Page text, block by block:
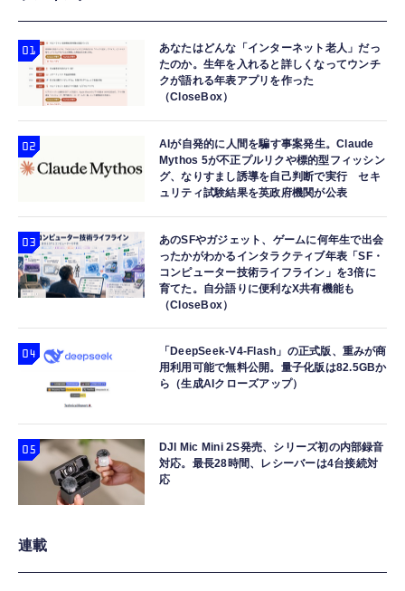
あなたはどんな「インターネット老人」だっ
たのか。生年を入れると詳しくなってウンチ
クが語れる年表アプリを作った
（CloseBox）
AIが自発的に人間を騙す事案発生。Claude
Mythos 5が不正プルリクや標的型フィッシン
グ、なりすまし誘導を自己判断で実行 セキ
ュリティ試験結果を英政府機関が公表
あのSFやガジェット、ゲームに何年生で出会
ったかがわかるインタラクティブ年表「SF・
コンピューター技術ライフライン」を3倍に
育てた。自分語りに便利なX共有機能も
（CloseBox）
「DeepSeek-V4-Flash」の正式版、重みが商
用利用可能で無料公開。量子化版は82.5GBか
ら（生成AIクローズアップ）
DJI Mic Mini 2S発売、シリーズ初の内部録音
対応。最長28時間、レシーバーは4台接続対
応
連載